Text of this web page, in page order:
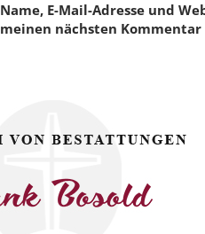
Name, E-Mail-Adresse und
meinen nächsten Kommentar